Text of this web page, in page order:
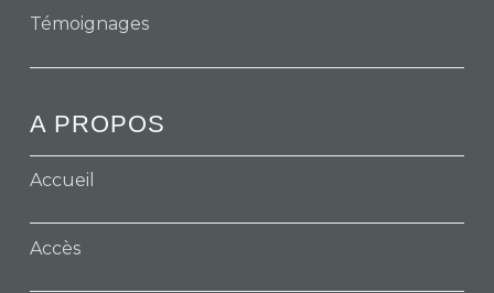
Témoignages
A PROPOS
Accueil
Accès